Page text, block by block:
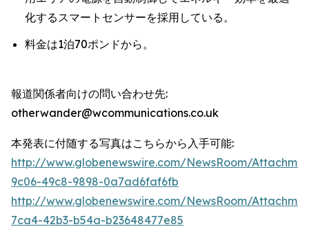
化するスマートセンサーを採用している。
料金は1泊70ポンドから。
報道関係者向けの問い合わせ先:
otherwander@wcommunications.co.uk
本発表に付随する写真はこちらから入手可能:
http://www.globenewswire.com/NewsRoom/
9c06-49c8-9898-0a7ad6faf6fb
http://www.globenewswire.com/NewsRoom/
7ca4-42b3-b54a-b23648477e85